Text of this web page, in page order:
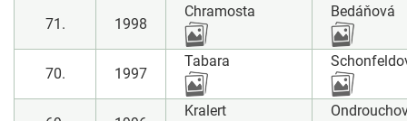
71. 1998
Chramosta Bedáňová
70. 1997
Tabara
Kralert